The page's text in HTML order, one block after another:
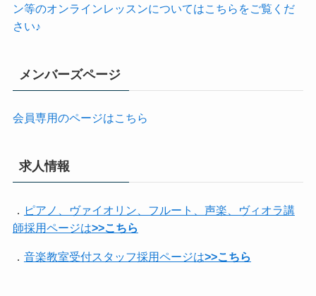
ン等のオンラインレッスンについてはこちらをご覧くだ
さい♪
メンバーズページ
会員専用のページはこちら
求人情報
ピアノ、ヴァイオリン、フルート、声楽、ヴィオラ講
師採用ページは>>こちら
． 音楽教室受付スタッフ採用ページは>>こちら